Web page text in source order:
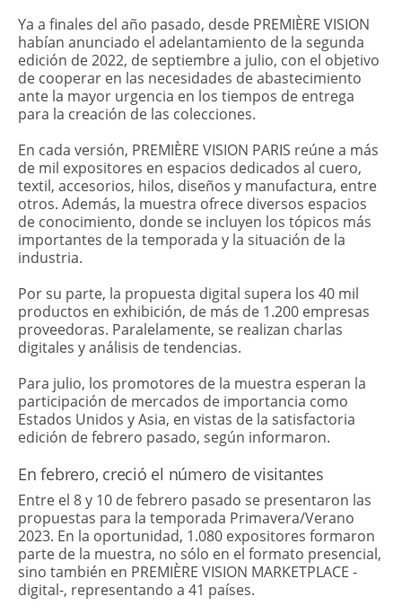
Ya a finales del año pasado, desde PREMIÈRE VISION
habían anunciado el adelantamiento de la segunda
edición de 2022, de septiembre a julio, con el objetivo
de cooperar en las necesidades de abastecimiento
ante la mayor urgencia en los tiempos de entrega
para la creación de las colecciones.
En cada versión, PREMIÈRE VISION PARIS reúne a más
de mil expositores en espacios dedicados al cuero,
textil, accesorios, hilos, diseños y manufactura, entre
otros. Además, la muestra ofrece diversos espacios
de conocimiento, donde se incluyen los tópicos más
importantes de la temporada y la situación de la
industria.
Por su parte, la propuesta digital supera los 40 mil
productos en exhibición, de más de 1.200 empresas
proveedoras. Paralelamente, se realizan charlas
digitales y análisis de tendencias.
Para julio, los promotores de la muestra esperan la
participación de mercados de importancia como
Estados Unidos y Asia, en vistas de la satisfactoria
edición de febrero pasado, según informaron.
En febrero, creció el número de visitantes
Entre el 8 y 10 de febrero pasado se presentaron las
propuestas para la temporada Primavera/Verano
2023. En la oportunidad, 1.080 expositores formaron
parte de la muestra, no sólo en el formato presencial,
sino también en PREMIÈRE VISION MARKETPLACE -
digital-, representando a 41 países.